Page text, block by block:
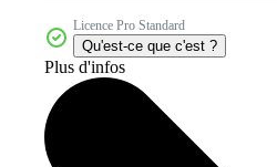
Licence Pro Standard
Qu'est-ce que c'est ?
Plus d'infos